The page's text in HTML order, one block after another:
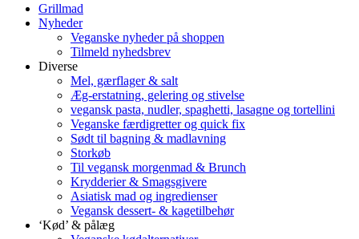
Grillmad
Nyheder
Veganske nyheder på shoppen
Tilmeld nyhedsbrev
Diverse
Mel, gærflager & salt
Æg-erstatning, gelering og stivelse
vegansk pasta, nudler, spaghetti, lasagne og tortellini
Veganske færdigretter og quick fix
Sødt til bagning & madlavning
Storkøb
Til vegansk morgenmad & Brunch
Krydderier & Smagsgivere
Asiatisk mad og ingredienser
Vegansk dessert- & kagetilbehør
‘Kød’ & pålæg